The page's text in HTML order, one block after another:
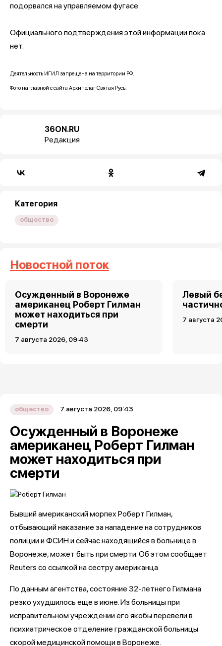
подорвался на управляемом фугасе.
Официального подтверждения этой информации пока
нет.
Деятельность ИГИЛ запрещена на территории РФ.
Фото на главной с сайта Архипелаг Святая Русь.
36ON.RU
Редакция
Категория
общество
Новостной поток
Осужденный в Воронеже
американец Роберт Гилман
может находиться при
смерти
7 августа 2026, 09:43
Левый
7 августа
общество 7 августа 2026, 09:43
Осужденный в Воронеже
американец Роберт Гилман
может находиться при
смерти
Бывший американский морпех Роберт Гилман,
отбывающий наказание за нападение на сотрудников
полиции и ФСИН и сейчас находящийся в больнице в
Воронеже, может быть при смерти. Об этом сообщает
Reuters со ссылкой на сестру американца.
По данным агентства, состояние 32-летнего Гилмана
резко ухудшилось еще в июне. Из больницы при
исправительном учреждении его якобы перевели в
психиатрическое отделение гражданской больницы
скорой медицинской помощи в Воронеже.